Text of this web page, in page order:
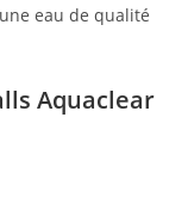
eau de qualité
Aquaclear